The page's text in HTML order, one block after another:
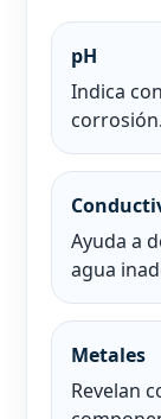
pH
Indica
corrosión.
Ayuda a
agua
Metales
Revelan